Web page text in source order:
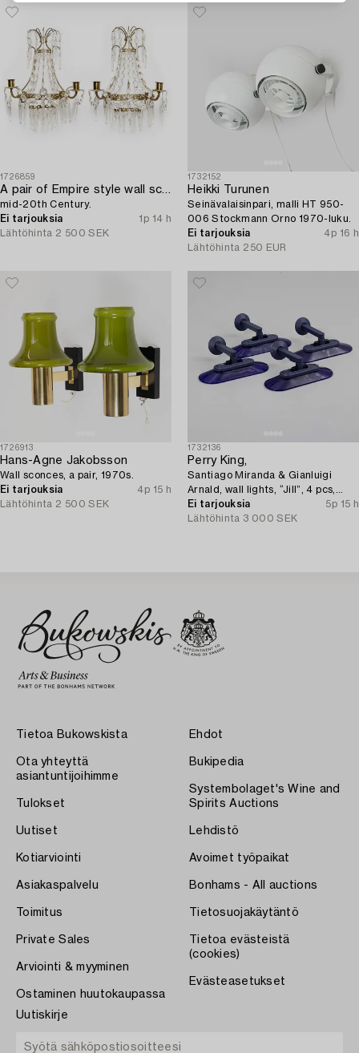
1726859
mid-20th Century.
Ei tarjouksia
1p 14 h
Lähtöhinta 2 500 SEK
1732152
Heikki Turunen
Seinävalaisinpari, malli HT 950-
006 Stockmann Orno 1970-luku.
Ei tarjouksia
4p 16 h
Lähtöhinta 250 EUR
1726913
Hans-Agne Jakobsson
Wall sconces, a pair, 1970s.
Ei tarjouksia
4p 15 h
Lähtöhinta 2 500 SEK
1732136
Perry King,
Santiago Miranda & Gianluigi
Arnald, wall lights, “Jill”, 4 pcs,
Arteluce/Flos, Italy.
Ei tarjouksia
5p 15 h
Lähtöhinta 3 000 SEK
Tietoa Bukowskista
Ota yhteyttä
asiantuntijoihimme
Tulokset
Uutiset
Kotiarviointi
Asiakaspalvelu
Toimitus
Private Sales
Arviointi & myyminen
Ostaminen huutokaupassa
Ehdot
Bukipedia
Systembolaget's Wine and
Spirits Auctions
Lehdistö
Avoimet työpaikat
Bonhams - All auctions
Tietosuojakäytäntö
Tietoa evästeistä
(cookies)
Evästeasetukset
Uutiskirje